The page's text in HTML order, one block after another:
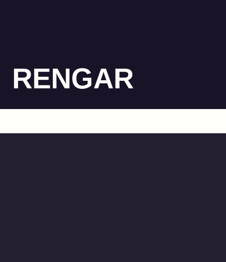
RENGAR